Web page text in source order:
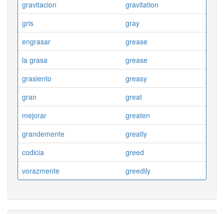
gravitacion
gravitation
gris
gray
engrasar
grease
la grasa
grease
grasiento
greasy
gran
great
mejorar
greaten
grandemente
greatly
codicia
greed
vorazmente
greedily